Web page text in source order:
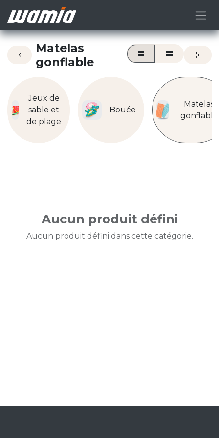
Matelas
gonflable
Jeux de
sable et
de plage
Bouée
Matelas
gonflable
Aucun produit défini
Aucun produit défini dans cette catégorie.